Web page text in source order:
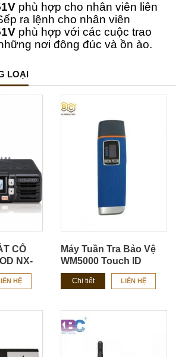
phù hợp cho nhân viên l iên
ra l ệnh cho nhân viên
phù hợp với các cuộc trao
nơi đông đúc và ồn ào.
LOẠI
CỐ
NX-
HỆ
Máy Tuần Tra Bảo Vệ
WM5000 Touch ID
Chi tiết LIÊN HỆ